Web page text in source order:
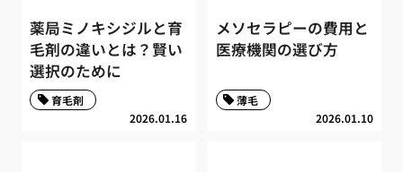
薬局ミノキシジルと育
毛剤の違いとは？賢い
選択のために
2026.01.16
育毛剤
メソセラピーの費用と
医療機関の選び方
2026.01.10
薄毛